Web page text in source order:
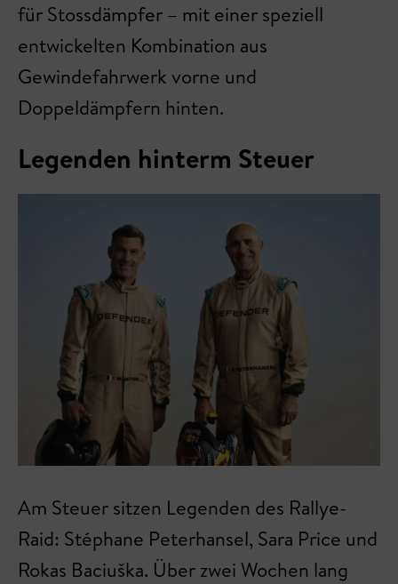
für Stossdämpfer – mit einer speziell
entwickelten Kombination aus
Gewindefahrwerk vorne und
Doppeldämpfern hinten.
Legenden hinterm Steuer
Am Steuer sitzen Legenden des Rallye-
Raid: Stéphane Peterhansel, Sara Price und
Rokas Baciuška. Über zwei Wochen lang